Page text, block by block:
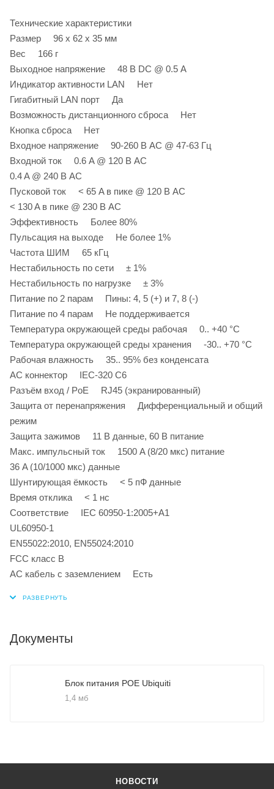
Технические характеристики
Размер 96 х 62 х 35 мм
Вес 166 г
Выходное напряжение 48 В DC @ 0.5 А
Индикатор активности LAN Нет
Гигабитный LAN порт Да
Возможность дистанционного сброса Нет
Кнопка сброса Нет
Входное напряжение 90-260 В AC @ 47-63 Гц
Входной ток 0.6 A @ 120 В AC
0.4 A @ 240 В AC
Пусковой ток < 65 A в пике @ 120 В AC
< 130 A в пике @ 230 В AC
Эффективность Более 80%
Пульсация на выходе Не более 1%
Частота ШИМ 65 кГц
Нестабильность по сети ± 1%
Нестабильность по нагрузке ± 3%
Питание по 2 парам Пины: 4, 5 (+) и 7, 8 (-)
Питание по 4 парам Не поддерживается
Температура окружающей среды рабочая 0.. +40 °C
Температура окружающей среды хранения -30.. +70 °C
Рабочая влажность 35.. 95% без конденсата
AC коннектор IEC-320 C6
Разъём вход / PoE RJ45 (экранированный)
Защита от перенапряжения Дифференциальный и общий
режим
Защита зажимов 11 В данные, 60 В питание
Макс. импульсный ток 1500 A (8/20 мкс) питание
36 A (10/1000 мкс) данные
Шунтирующая ёмкость < 5 пФ данные
Время отклика < 1 нс
Соответствие IEC 60950-1:2005+A1
UL60950-1
EN55022:2010, EN55024:2010
FCC класс B
AC кабель с заземлением Есть
Документы
Блок питания POE Ubiquiti
1,4 мб
НОВОСТИ